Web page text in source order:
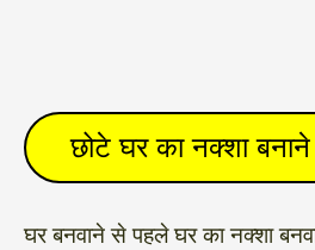
छोटे घर का नक्शा बनाने
घर बनवाने से पहले घर का नक्शा